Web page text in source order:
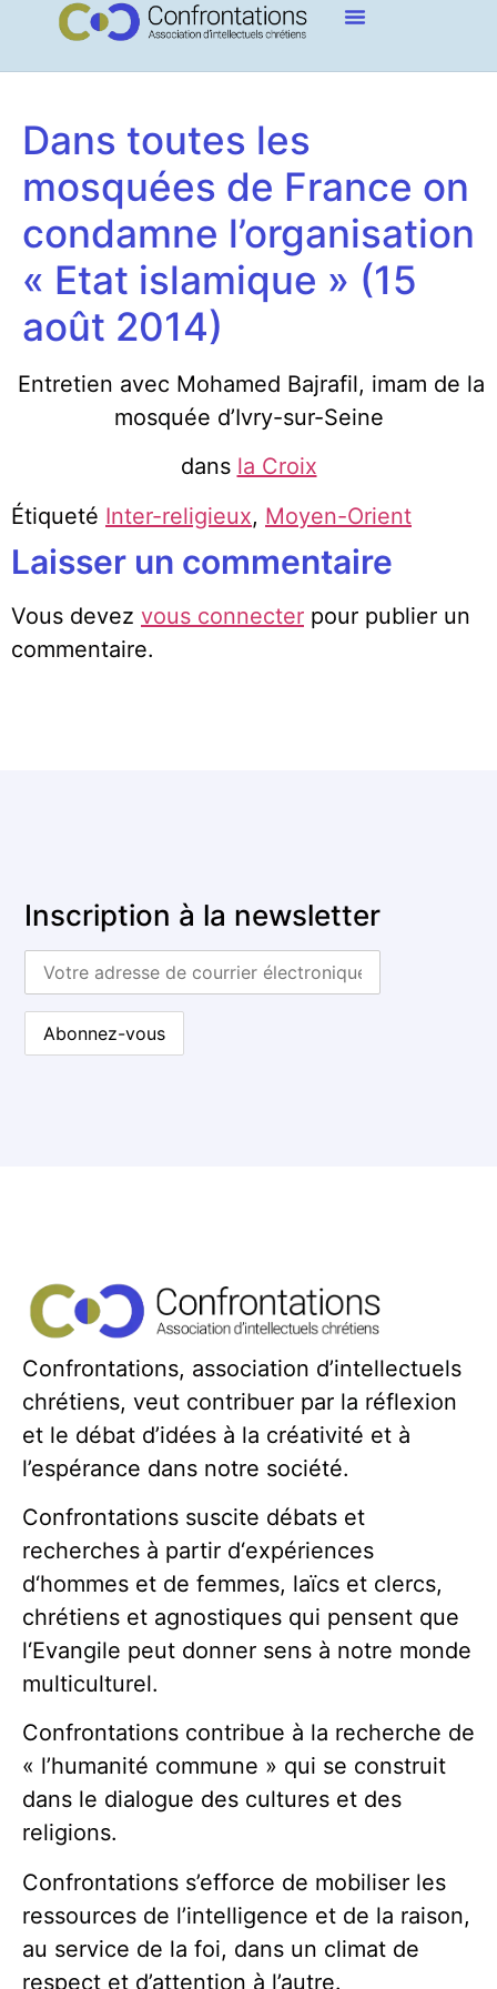
Dans toutes les
mosquées de France on
condamne l’organisation
« Etat islamique » (15
août 2014)
Entretien avec Mohamed Bajrafil, imam de la
mosquée d’Ivry-sur-Seine
dans la Croix
Étiqueté Inter-religieux, Moyen-Orient
Laisser un commentaire
Vous devez vous connecter pour publier un
commentaire.
Inscription à la newsletter
Confrontations, association d’intellectuels
chrétiens, veut contribuer par la réflexion
et le débat d’idées à la créativité et à
l’espérance dans notre société.
Confrontations suscite débats et
recherches à partir d‘expériences
d‘hommes et de femmes, laïcs et clercs,
chrétiens et agnostiques qui pensent que
l‘Evangile peut donner sens à notre monde
multiculturel.
Confrontations contribue à la recherche de
« l’humanité commune » qui se construit
dans le dialogue des cultures et des
religions.
Confrontations s’efforce de mobiliser les
ressources de l’intelligence et de la raison,
au service de la foi, dans un climat de
respect et d’attention à l’autre.